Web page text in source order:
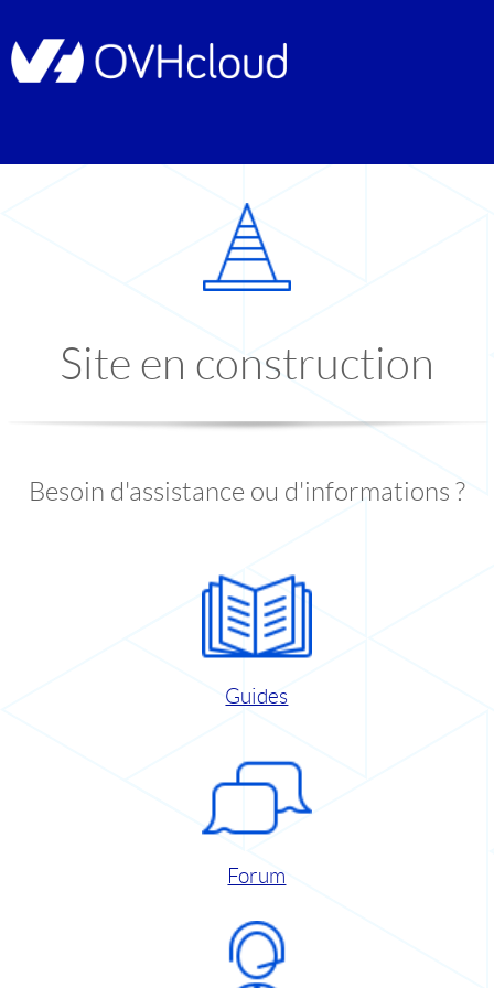
Site en construction
Besoin d'assistance ou d'informations ?
Guides
Forum